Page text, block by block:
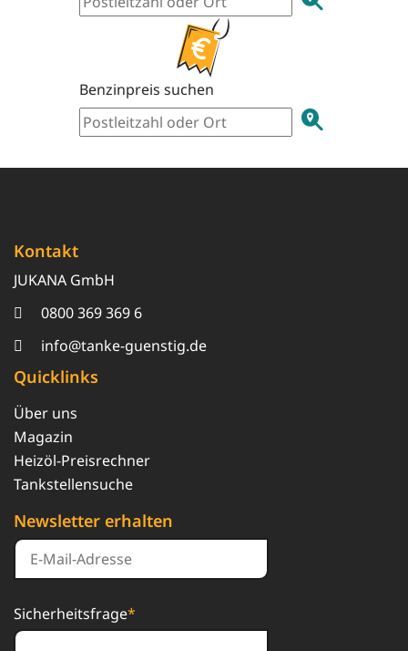
Benzinpreis suchen
Kontakt
JUKANA GmbH
0800 369 369 6
info@tanke-guenstig.de
Quicklinks
Über uns
Magazin
Heizöl-Preisrechner
Tankstellensuche
Newsletter erhalten
Sicherheitsfrage*